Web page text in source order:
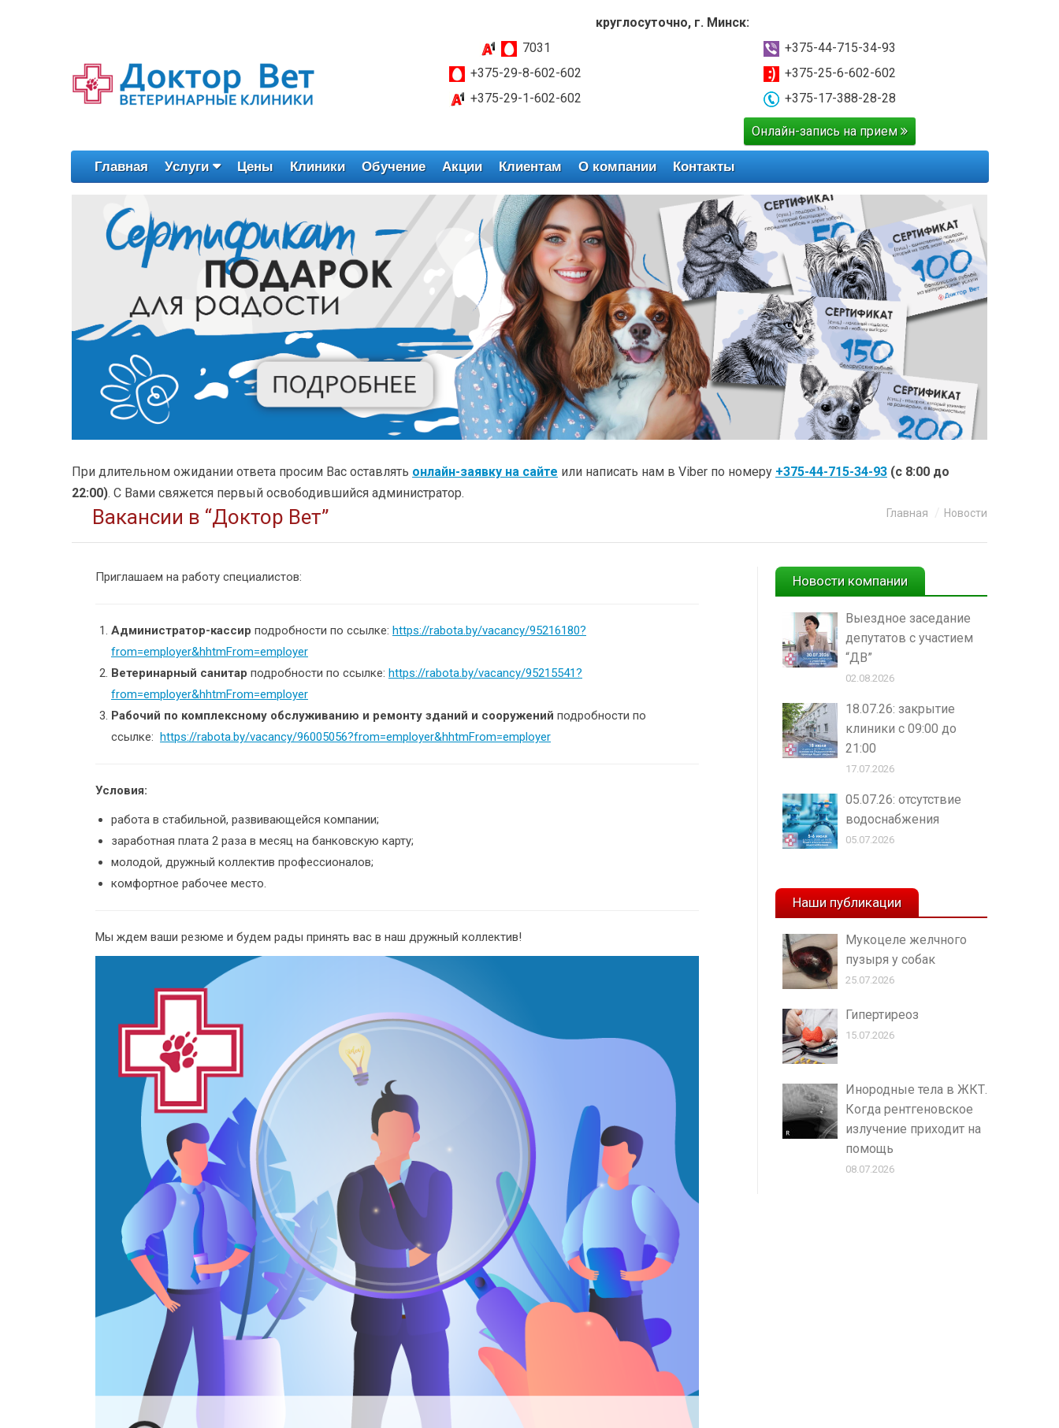
круглосуточно, г. Минск:
7031
+375-29-8-602-602
+375-29-1-602-602
+375-44-715-34-93
+375-25-6-602-602
+375-17-388-28-28
Онлайн-запись на прием
Главная Услуги Цены Клиники Обучение Акции Клиентам О компании Контакты
При длительном ожидании ответа просим Вас оставлять онлайн-заявку на сайте или написать нам в Viber по номеру +375-44-715-34-93 (с 8:00 до
22:00). С Вами свяжется первый освободившийся администратор.
Вакансии в “Доктор Вет” Главная Новости
Приглашаем на работу специалистов:
Администратор-кассир подробности по ссылке: https://rabota.by/vacancy/95216180?
from=employer&hhtmFrom=employer
Ветеринарный санитар подробности по ссылке: https://rabota.by/vacancy/95215541?
from=employer&hhtmFrom=employer
Рабочий по комплексному обслуживанию и ремонту зданий и сооружений подробности по
ссылке:
https://rabota.by/vacancy/96005056?from=employer&hhtmFrom=employer
Условия:
работа в стабильной, развивающейся компании;
заработная плата 2 раза в месяц на банковскую карту;
молодой, дружный коллектив профессионалов;
комфортное рабочее место.
Мы ждем ваши резюме и будем рады принять вас в наш дружный коллектив!
Новости компании
Выездное заседание
депутатов с участием
“ДВ”
02.08.2026
18.07.26: закрытие
клиники с 09:00 до
21:00
17.07.2026
05.07.26: отсутствие
водоснабжения
05.07.2026
Наши публикации
Мукоцеле желчного
пузыря у собак
25.07.2026
Гипертиреоз
15.07.2026
Инородные тела в ЖКТ.
Когда рентгеновское
излучение приходит на
помощь
08.07.2026